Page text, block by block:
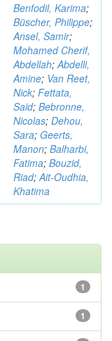
Benfodil, Karima;
Büscher, Philippe;
Ansel, Samir;
Mohamed Cherif,
Abdellah;Abdelli,
Amine; Van Reet,
Nick; Fettata,
Said; Bebronne,
Nicolas; Dehou,
Sara; Geerts,
Manon; Balharbi,
Fatima; Bouzid,
Riad;Ait-Oudhia,
Khatima
1
1